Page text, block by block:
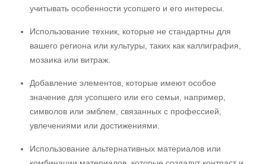
учитывать особенности усопшего и его интересы.
Использование техник, которые не стандартны для
вашего региона или культуры, таких как каллиграфия,
мозаика или витраж.
Добавление элементов, которые имеют особое
значение для усопшего или его семьи, например,
символов или эмблем, связанных с профессией,
увлечениями или достижениями.
Использование альтернативных материалов или